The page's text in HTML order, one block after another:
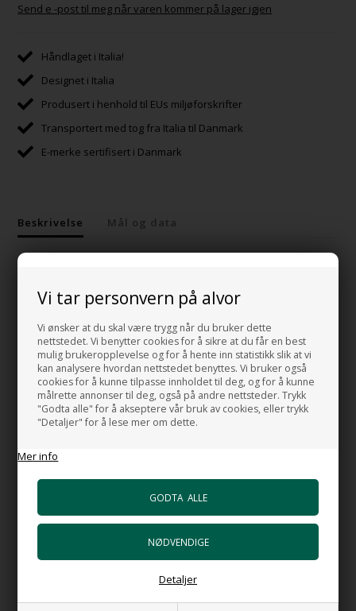
Vi tar personvern på alvor
Vi ønsker at du skal være trygg når du bruker dette
nettstedet. Vi benytter cookies for å sikre at du får en best
mulig brukeropplevelse og for å hente inn statistikk slik at vi
kan analysere hvordan nettstedet benyttes. Vi bruker også
cookies for å kunne tilpasse innholdet til deg, og for å kunne
målrette annonser til deg, også på andre nettsteder. Trykk
"Godta alle" for å akseptere vår bruk av cookies, eller trykk
"Detaljer" for å lese mer om dette.
Mer info
Detaljer
Send e -post til meg når varen kommer på lager igjen
Håndlaget i Italia!
Designet i Italia
Produsert i henhold til EUs miljøforskrifter
Transportert med tog fra Italia til Danmark
E-merke sertifisert i Danmark
Beskrivelse Mål og data
Servant SevenZero 3 fra Italia for plassering på benkeplate.
En Servant i enkle design.
Bredde: 55 cm
Dybde: 30 cm
Høyde: 13,5 cm
Farge: Hvitt
HUSK OGSÅ DISSE
Gå til varen